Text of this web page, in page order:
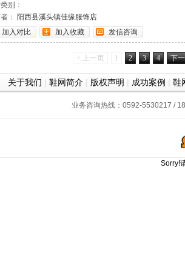
别：
：
阳西县溪头镇佳缘服饰店
加入对比
加入收藏 发信咨询
< 上一页 1 2 3 4 下
关于我们 | 鞋网简介 | 版权声明 | 成功案例 | 鞋
业务咨询热线：0592-5530217 /
Sorry!